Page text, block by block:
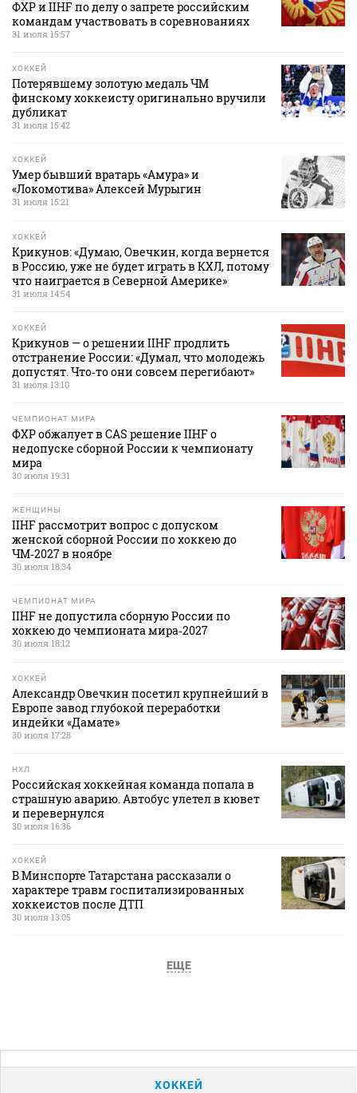
ФХР и IIHF по делу о запрете российским
командам участвовать в соревнованиях
31 июля 15:57
ХОККЕЙ
Потерявшему золотую медаль ЧМ
финскому хоккеисту оригинально вручили
дубликат
31 июля 15:42
ХОККЕЙ
Умер бывший вратарь «Амура» и
«Локомотива» Алексей Мурыгин
31 июля 15:21
ХОККЕЙ
Крикунов: «Думаю, Овечкин, когда вернется
в Россию, уже не будет играть в КХЛ, потому
что наиграется в Северной Америке»
31 июля 14:54
ХОККЕЙ
Крикунов — о решении IIHF продлить
отстранение России: «Думал, что молодежь
допустят. Что‑то они совсем перегибают»
31 июля 13:10
ЧЕМПИОНАТ МИРА
ФХР обжалует в CAS решение IIHF о
недопуске сборной России к чемпионату
мира
30 июля 19:31
ЖЕНЩИНЫ
IIHF рассмотрит вопрос с допуском
женской сборной России по хоккею до
ЧМ‑2027 в ноябре
30 июля 18:34
ЧЕМПИОНАТ МИРА
IIHF не допустила сборную России по
хоккею до чемпионата мира‑2027
30 июля 18:12
ХОККЕЙ
Александр Овечкин посетил крупнейший в
Европе завод глубокой переработки
индейки «Дамате»
30 июля 17:28
НХЛ
Российская хоккейная команда попала в
страшную аварию. Автобус улетел в кювет
и перевернулся
30 июля 16:36
ХОККЕЙ
В Минспорте Татарстана рассказали о
характере травм госпитализированных
хоккеистов после ДТП
30 июля 13:05
ЕЩЕ
ХОККЕЙ